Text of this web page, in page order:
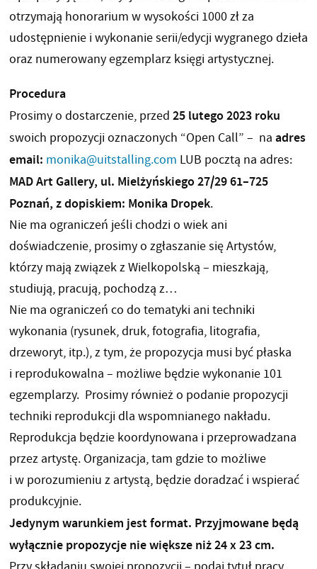
otrzymają honorarium w wysokości 1000 zł za
udostępnienie i wykonanie serii/edycji wygranego dzieła
oraz numerowany egzemplarz księgi artystycznej.
Procedura
Prosimy o dostarczenie, przed 25 lutego 2023 roku
swoich propozycji oznaczonych “Open Call” – na adres
email: monika@uitstalling.com LUB pocztą na adres:
MAD Art Gallery, ul. Mielżyńskiego 27/29 61–725
Poznań, z dopiskiem: Monika Dropek.
Nie ma ograniczeń jeśli chodzi o wiek ani
doświadczenie, prosimy o zgłaszanie się Artystów,
którzy mają związek z Wielkopolską – mieszkają,
studiują, pracują, pochodzą z…
Nie ma ograniczeń co do tematyki ani techniki
wykonania (rysunek, druk, fotografia, litografia,
drzeworyt, itp.), z tym, że propozycja musi być płaska
i reprodukowalna – możliwe będzie wykonanie 101
egzemplarzy. Prosimy również o podanie propozycji
techniki reprodukcji dla wspomnianego nakładu.
Reprodukcja będzie koordynowana i przeprowadzana
przez artystę. Organizacja, tam gdzie to możliwe
i w porozumieniu z artystą, będzie doradzać i wspierać
produkcyjnie.
Jedynym warunkiem jest format. Przyjmowane będą
wyłącznie propozycje nie większe niż 24 x 23 cm.